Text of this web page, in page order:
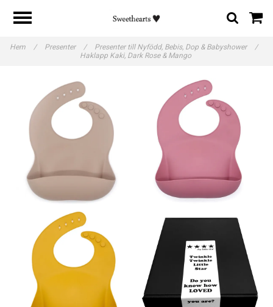
Hem / Presenter / Presenter till Nyfödd, Bebis, Dop & Babyshower
/
Haklapp Kaki, Dark Rose & Mango